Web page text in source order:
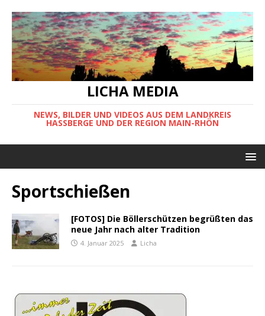
LICHA MEDIA
NEWS, BILDER UND VIDEOS AUS DEM LANDKREIS
HASSBERGE UND DER REGION MAIN-RHÖN
Sportschießen
[FOTOS] Die Böllerschützen begrüßten das
neue Jahr nach alter Tradition
4. Januar 2025 Licha